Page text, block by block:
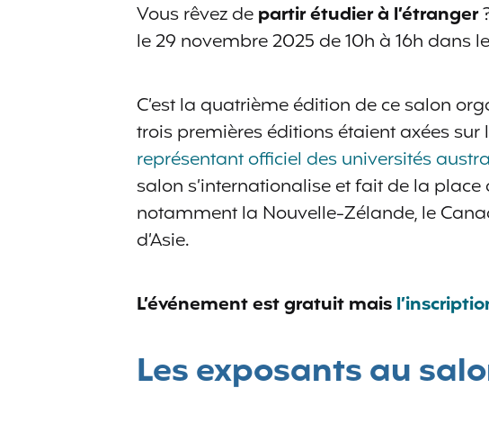
Vous rêvez departir étudier à l’étranger
le 29 novembre 2025 de 10h à 16h dans
C’est la quatrième édition de ce salon
trois premières éditions étaient axées sur
représentant officiel des universités
salon s’internationalise et fait de la
notamment la Nouvelle-Zélande, le
d’Asie.
L’événement est gratuit mais
Les exposants au